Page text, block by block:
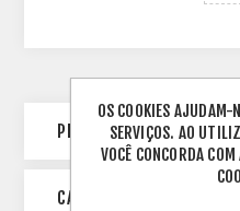
PESQUISA DE BLOG
CATEGORIES
OS COOKIES AJUDAM-
SERVIÇOS. AO
VOCÊ CONCORDA